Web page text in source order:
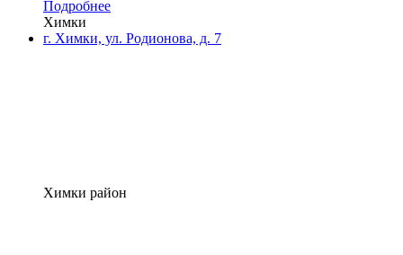
Подробнее
Химки
г. Химки, ул. Родионова, д. 7
Химки район